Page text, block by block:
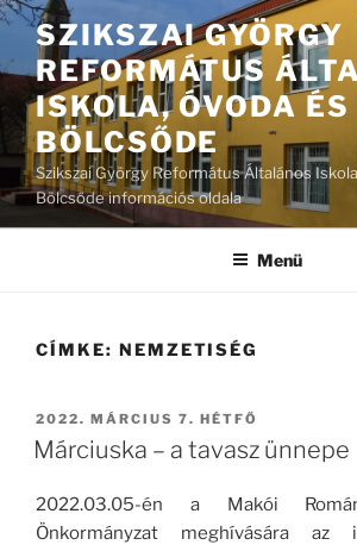
Tartalomhoz
SZIKSZAI GYÖRGY
REFORMÁTUS
ISKOLA, ÓVODA ÉS
BÖLCSŐDE
Szikszai György Református Általános
Bölcsőde információs oldala
Menü
CÍMKE: NEMZETISÉG
BEKÜLDVE:
2022. MÁRCIUS 7. HÉTFŐ
Márciuska – a tavasz ünnepe
2022.03.05-én a Makói
Önkormányzat meghívására az